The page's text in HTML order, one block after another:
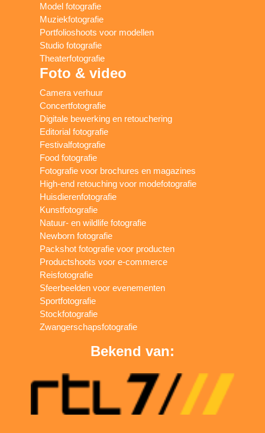
Model fotografie
Muziekfotografie
Portfolioshoots voor modellen
Studio fotografie
Theaterfotografie
Foto & video
Camera verhuur
Concertfotografie
Digitale bewerking en retouchering
Editorial fotografie
Festivalfotografie
Food fotografie
Fotografie voor brochures en magazines
High-end retouching voor modefotografie
Huisdierenfotografie
Kunstfotografie
Natuur- en wildlife fotografie
Newborn fotografie
Packshot fotografie voor producten
Productshoots voor e-commerce
Reisfotografie
Sfeerbeelden voor evenementen
Sportfotografie
Stockfotografie
Zwangerschapsfotografie
Bekend van: